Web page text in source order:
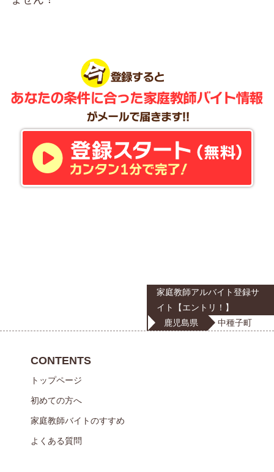
家庭教師アルバイト登録サ
イト【エントリ！】
鹿児島県
中種子町
CONTENTS
トップページ
初めての方へ
家庭教師バイトのすすめ
よくある質問